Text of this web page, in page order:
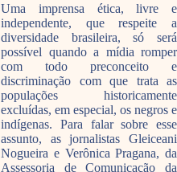
Uma imprensa ética, livre e
independente, que respeite a
diversidade brasileira, só será
possível quando a mídia romper
com todo preconceito e
discriminação com que trata as
populações historicamente
excluídas, em especial, os negros e
indígenas. Para falar sobre esse
assunto, as jornalistas Gleiceani
Nogueira e Verônica Pragana, da
Assessoria de Comunicação da